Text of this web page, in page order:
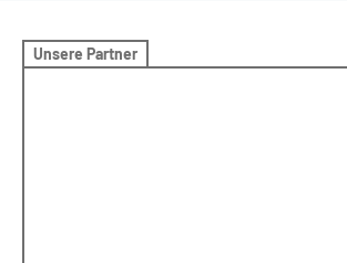
Unsere Partner